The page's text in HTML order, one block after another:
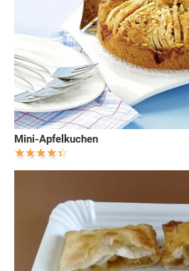
Mini-Apfelkuchen